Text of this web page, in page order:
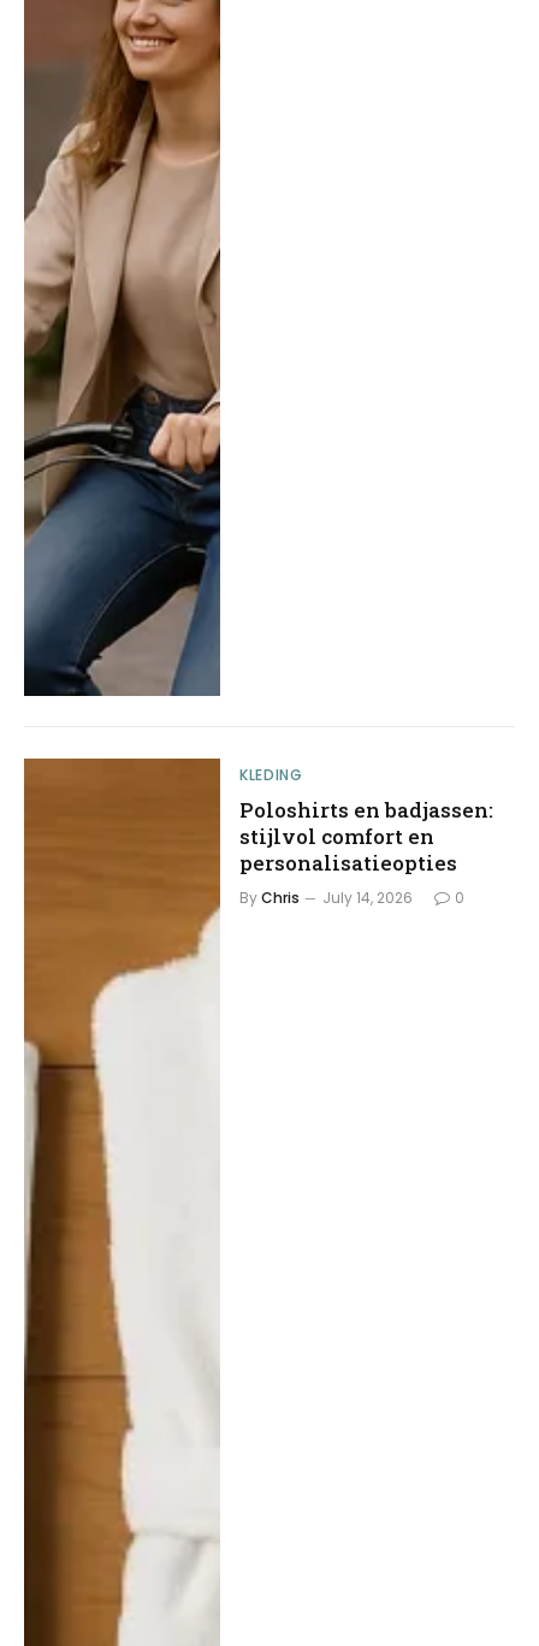
KLEDING
Poloshirts en badjassen:
stijlvol comfort en
personalisatieopties
ByChris July 14, 2026 0